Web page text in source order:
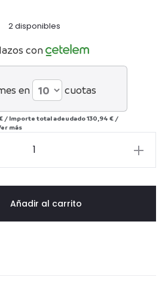
era:
275€.
2 disponibles
con
en cuotas
/ Importe total adeudado130,94 € /
más
Añadir al carrito